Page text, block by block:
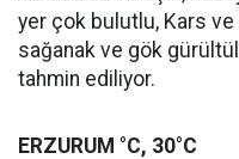
yer çok bulutlu, Kars ve
sağanak ve gök
tahmin ediliyor.
ERZURUM °C, 30°C